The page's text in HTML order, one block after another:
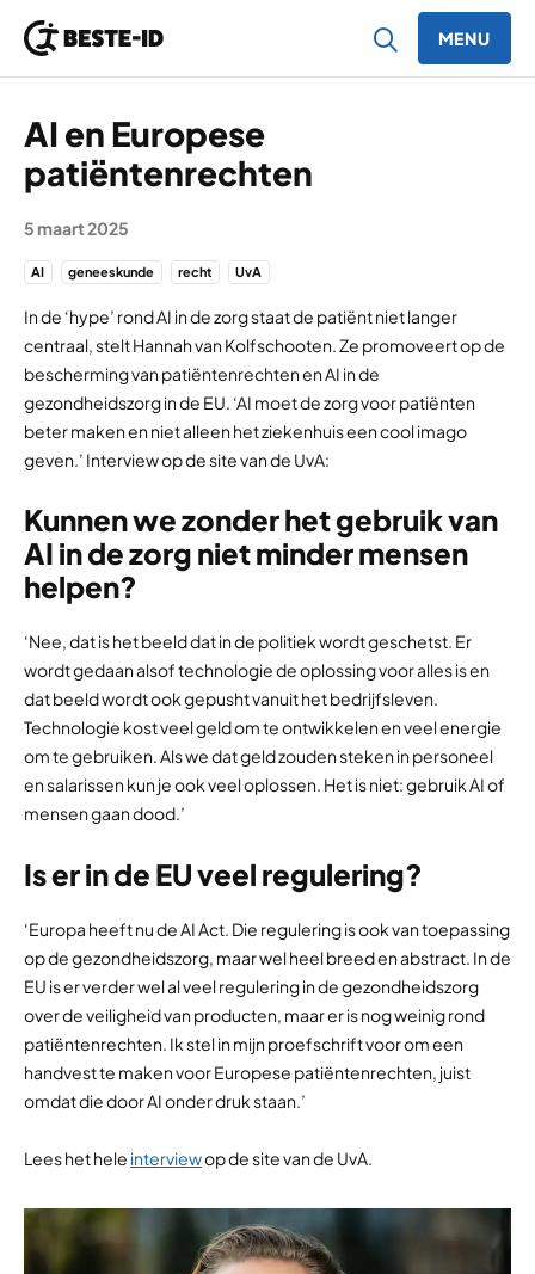
MENU
AI en Europese
patiëntenrechten
5 maart 2025
AI geneeskunde recht UvA
In de ‘hype’ rond AI in de zorg staat de patiënt niet langer
centraal, stelt Hannah van Kolfschooten. Ze promoveert op de
bescherming van patiëntenrechten en AI in de
gezondheidszorg in de EU. ‘AI moet de zorg voor patiënten
beter maken en niet alleen het ziekenhuis een cool imago
geven.’ Interview op de site van de UvA:
Kunnen we zonder het gebruik van
AI in de zorg niet minder mensen
helpen?
‘Nee, dat is het beeld dat in de politiek wordt geschetst. Er
wordt gedaan alsof technologie de oplossing voor alles is en
dat beeld wordt ook gepusht vanuit het bedrijfsleven.
Technologie kost veel geld om te ontwikkelen en veel energie
om te gebruiken. Als we dat geld zouden steken in personeel
en salarissen kun je ook veel oplossen. Het is niet: gebruik AI of
mensen gaan dood.’
Is er in de EU veel regulering?
‘Europa heeft nu de AI Act. Die regulering is ook van toepassing
op de gezondheidszorg, maar wel heel breed en abstract. In de
EU is er verder wel al veel regulering in de gezondheidszorg
over de veiligheid van producten, maar er is nog weinig rond
patiëntenrechten. Ik stel in mijn proefschrift voor om een
handvest te maken voor Europese patiëntenrechten, juist
omdat die door AI onder druk staan.’
Lees het hele interviewop de site van de UvA.